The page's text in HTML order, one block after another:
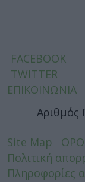
FACEBOOK
TWITTER
ΕΠΙΚΟΙΝΩΝΙΑ
Αριθμός
Site Map
Πολιτική
Πληροφορίες